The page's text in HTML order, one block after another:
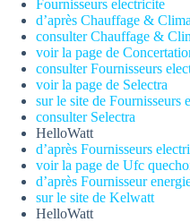
Fournisseurs electricite
d’après Chauffage &
consulter Chauffage &
voir la page de
consulter Fournisseurs
voir la page de Selectra
sur le site de Fournisseurs
consulter Selectra
HelloWatt
d’après Fournisseurs
voir la page de Ufc
d’après Fournisseur
sur le site de Kelwatt
HelloWatt